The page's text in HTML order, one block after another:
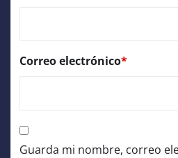
Correo electrónico*
Guarda mi nombre, correo